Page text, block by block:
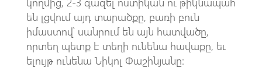
են լցվում այդ տարածքը, բառի բուն
իմաստով՝ սանրում են այն հատվածը,
որտեղ պետք է տեղի ունենա հավաքը, եւ
ելույթ ունենա Նիկոլ Փաշինյանը։